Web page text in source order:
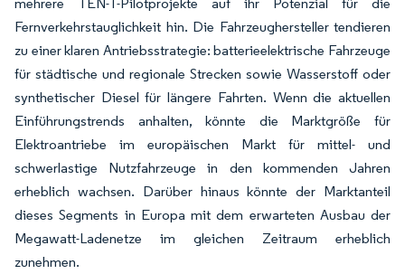
mehrere TEN-T-Pilotprojekte auf ihr Potenzial für die
Fernverkehrstauglichkeit hin. Die Fahrzeughersteller tendieren
zu einer klaren Antriebsstrategie: batterieelektrische Fahrzeuge
für städtische und regionale Strecken sowie Wasserstoff oder
synthetischer Diesel für längere Fahrten. Wenn die aktuellen
Einführungstrends anhalten, könnte die Marktgröße für
Elektroantriebe im europäischen Markt für mittel- und
schwerlastige Nutzfahrzeuge in den kommenden Jahren
erheblich wachsen. Darüber hinaus könnte der Marktanteil
dieses Segments in Europa mit dem erwarteten Ausbau der
Megawatt-Ladenetze im gleichen Zeitraum erheblich
zunehmen.